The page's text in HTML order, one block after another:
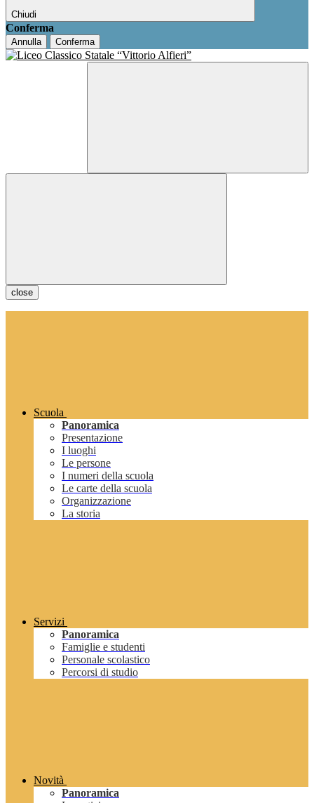
Chiudi
Conferma
Annulla Conferma
close
Scuola
Panoramica
Presentazione
I luoghi
Le persone
I numeri della scuola
Le carte della scuola
Organizzazione
La storia
Servizi
Panoramica
Famiglie e studenti
Personale scolastico
Percorsi di studio
Novità
Panoramica